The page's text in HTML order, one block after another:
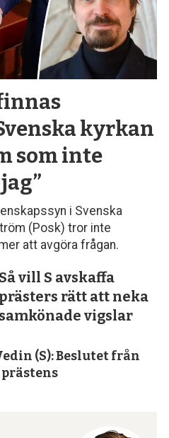
kyrkan
som inte
i Svenska
(Posk) tror inte
att avgöra frågan.
Så vill S avskaffa
prästers rätt att neka
samkönade vigslar
(S): Beslutet från